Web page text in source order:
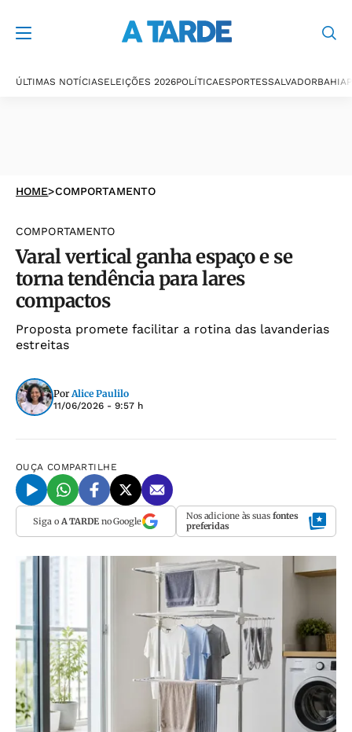
ÚLTIMAS NOTÍCIASELEIÇÕES 2026POLÍTICAESPORTESSALVADORBAHIA
HOME>COMPORTAMENTO
COMPORTAMENTO
Varal vertical ganha espaço e se
torna tendência para lares
compactos
Proposta promete facilitar a rotina das lavanderias
estreitas
Por Alice Paulilo
11/06/2026 - 9:57 h
OUÇA COMPARTILHE
Siga o A TARDEno Google Nos adicione às suas fontes
preferidas